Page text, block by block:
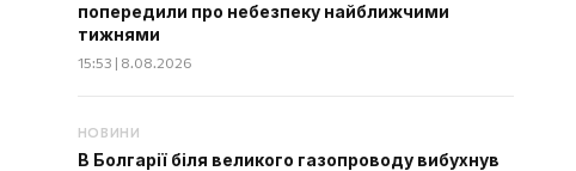
попередили про небезпеку найближчими
тижнями
15:53 | 8.08.2026
НОВИНИ
В Болгарії біля великого газопроводу вибухнув